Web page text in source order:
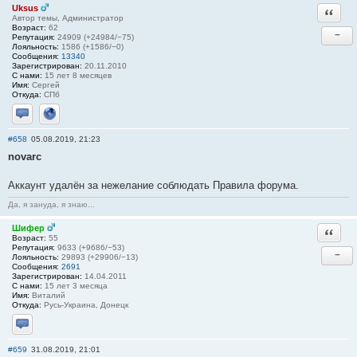
Uksus
Автор темы, Администратор
Возраст: 62
Репутация: 24909 (+24984/−75)
Лояльность: 1586 (+1586/−0)
Сообщения: 13340
Зарегистрирован: 20.11.2010
С нами: 15 лет 8 месяцев
Имя: Сергей
Откуда: СПб
Отправить личное сообщение
Сайт
−
#658 05.08.2019, 21:23
novarc
Аккаунт удалён за нежелание соблюдать Правила форума.
Да, я зануда, я знаю...
Шифер
Возраст: 55
Репутация: 9633 (+9686/−53)
Лояльность: 29893 (+29906/−13)
Сообщения: 2691
Зарегистрирован: 14.04.2011
С нами: 15 лет 3 месяца
Имя: Виталий
Откуда: Русь-Украина, Донецк
Отправить личное сообщение
−
#659 31.08.2019, 21:01